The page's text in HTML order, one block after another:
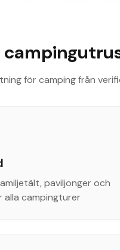
för camping från
paviljonger och
alla campingturer